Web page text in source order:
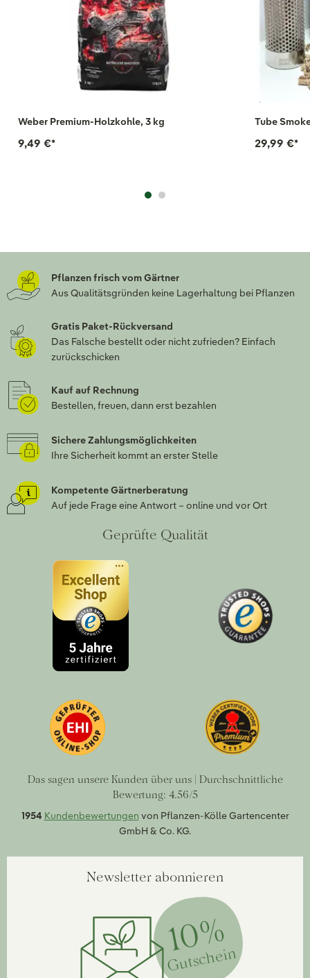
Weber Premium-Holzkohle, 3 kg
9,49 €*
Tube
29,99 €*
Pflanzen frisch vom Gärtner
Aus Qualitätsgründen keine Lagerhaltung bei Pflanzen
Gratis Paket-Rückversand
Das Falsche bestellt oder nicht zufrieden? Einfach
zurückschicken
Kauf auf Rechnung
Bestellen, freuen, dann erst bezahlen
Sichere Zahlungsmöglichkeiten
Ihre Sicherheit kommt an erster Stelle
Kompetente Gärtnerberatung
Auf jede Frage eine Antwort – online und vor Ort
Geprüfte Qualität
Das sagen unsere Kunden über uns | Durchschnittliche
Bewertung: 4.56/5
1954 Kundenbewertungen von Pflanzen-Kölle Gartencenter
GmbH & Co. KG.
Newsletter abonnieren
10%
Gutschein